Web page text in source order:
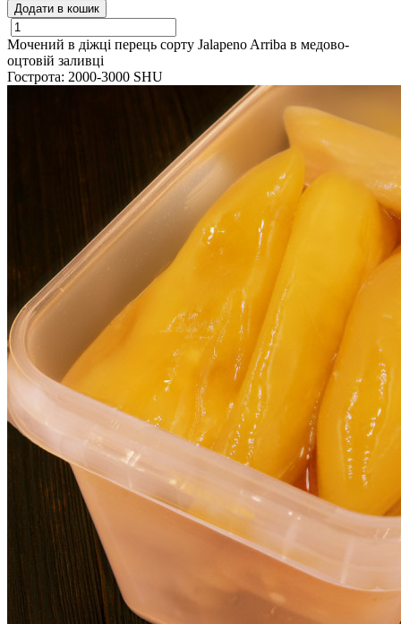
Додати в кошик
Мочений в діжці перець сорту Jalapeno Arriba в медово-
оцтовій заливці
Гострота: 2000-3000 SHU